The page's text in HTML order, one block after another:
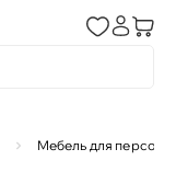
Мебель для